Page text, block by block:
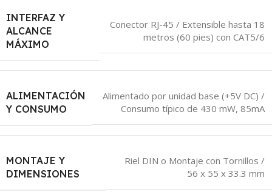
INTERFAZ Y
ALCANCE
MÁXIMO
Conector RJ-45 / Extensible hasta 18
metros (60 pies) con CAT5/6
ALIMENTACIÓN
Y CONSUMO
Alimentado por unidad base (+5V DC) /
Consumo típico de 430 mW, 85mA
MONTAJE Y
DIMENSIONES
Riel DIN o Montaje con Tornillos /
56 x 55 x 33.3 mm